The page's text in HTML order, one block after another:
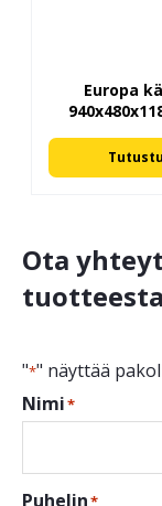
Europa
Tutustu
Ota
tuotteesta
"*" näyttää
Nimi*
Puhelin*